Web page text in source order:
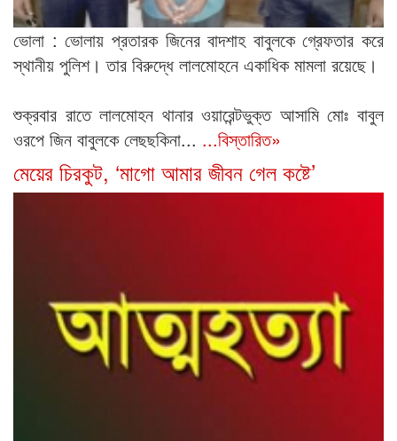
ভোলা : ভোলায় প্রতারক জিনের বাদশাহ বাবুলকে গ্রেফতার করে
স্থানীয় পুলিশ। তার বিরুদ্ধে লালমোহনে একাধিক মামলা রয়েছে।
শুক্রবার রাতে লালমোহন থানার ওয়ারেন্টভুক্ত আসামি মোঃ বাবুল
ওরপে জিন বাবুলকে লেছছকিনা... ...বিস্তারিত»
মেয়ের চিরকুট, ‘মাগো আমার জীবন গেল কষ্টে’